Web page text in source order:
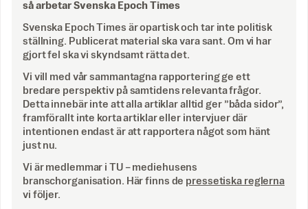
så arbetar Svenska Epoch Times
Svenska Epoch Times är opartisk och tar inte politisk
ställning. Publicerat material ska vara sant. Om vi har
gjort fel ska vi skyndsamt rätta det.
Vi vill med vår sammantagna rapportering ge ett
bredare perspektiv på samtidens relevanta frågor.
Detta innebär inte att alla artiklar alltid ger ”båda sidor”,
framförallt inte korta artiklar eller intervjuer där
intentionen endast är att rapportera något som hänt
just nu.
Vi är medlemmar i TU – mediehusens
branschorganisation. Här finns de pressetiska reglerna
vi följer.